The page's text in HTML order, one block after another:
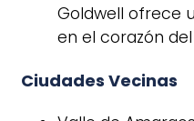
Goldwell ofrece
en el corazón
Ciudades Vecinas